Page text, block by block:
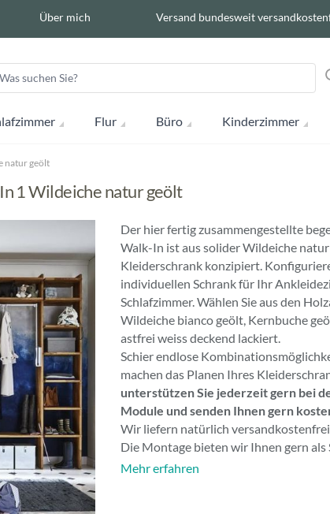
Über mich Versand bundesweit
Flur Büro Kinderzimmer
natur geölt
1 Wildeiche natur geölt
Der hier fertig zusammengestellte
Walk-In ist aus solider Wildeiche
Kleiderschrank konzipiert.
individuellen Schrank für Ihr
Schlafzimmer. Wählen Sie aus den
Wildeiche bianco geölt, Kernbuche
astfrei weiss deckend lackiert.
Schier endlose
machen das Planen Ihres
unterstützen Sie jederzeit gern bei
Module und senden Ihnen gern
Wir liefern natürlich
Die Montage bieten wir Ihnen gern als
Mehr erfahren